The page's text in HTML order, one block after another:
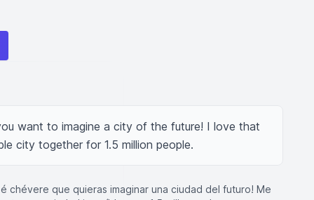
want to imagine a city of the future! I love that
city together for 1.5 million people.
chévere que quieras imaginar una ciudad del futuro! Me